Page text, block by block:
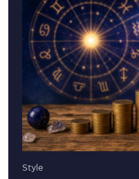
Style